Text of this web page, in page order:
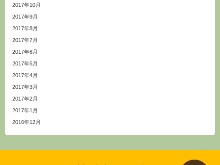
2017年10月
2017年9月
2017年8月
2017年7月
2017年6月
2017年5月
2017年4月
2017年3月
2017年2月
2017年1月
2016年12月